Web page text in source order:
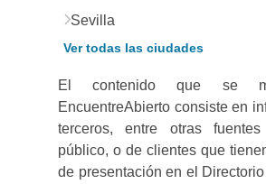
Sevilla
Ver todas las ciudades
El contenido que se
EncuentreAbierto consiste en
terceros, entre otras
público, o de clientes que
de presentación en el